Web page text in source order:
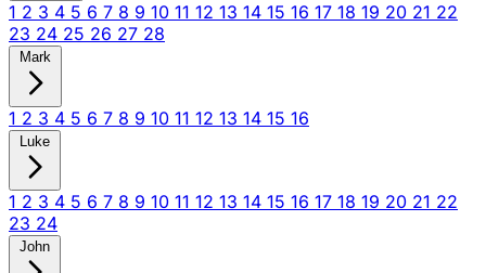
1 2 3 4 5 6 7 8 9 10 11 12 13 14 15 16 17 18 19 20 21 22
23 24 25 26 27 28
Mark
1 2 3 4 5 6 7 8 9 10 11 12 13 14 15 16
Luke
1 2 3 4 5 6 7 8 9 10 11 12 13 14 15 16 17 18 19 20 21 22
23 24
John